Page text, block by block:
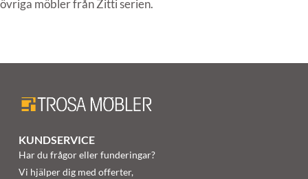
övriga möbler från Zitti serien.
KUNDSERVICE
Har du frågor eller funderingar?
Vi hjälper dig med offerter,